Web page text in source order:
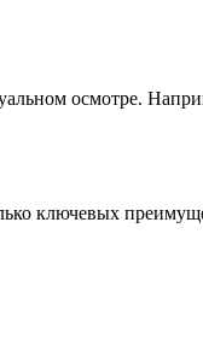
осмотре.
ключевых